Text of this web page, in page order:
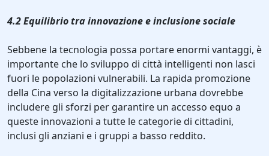
4.2 Equilibrio tra innovazione e inclusione sociale
Sebbene la tecnologia possa portare enormi vantaggi, è
importante che lo sviluppo di città intelligenti non lasci
fuori le popolazioni vulnerabili. La rapida promozione
della Cina verso la digitalizzazione urbana dovrebbe
includere gli sforzi per garantire un accesso equo a
queste innovazioni a tutte le categorie di cittadini,
inclusi gli anziani e i gruppi a basso reddito.